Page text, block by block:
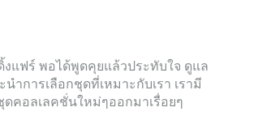
งแฟร์ พอได้พูดคุยแล้วประทับใจ ดูแล
ำการเลือกชุดที่เหมาะกับเรา เรามี
ดคอลเลคชั่นใหม่ๆออกมาเรื่อยๆ